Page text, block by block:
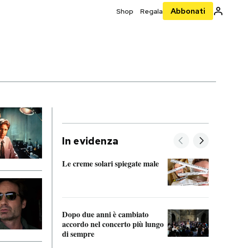
Shop Regala Abbonati
In evidenza
Le creme solari spiegate male
Dopo due anni è cambiato
accordo nel concerto più lungo
di sempre